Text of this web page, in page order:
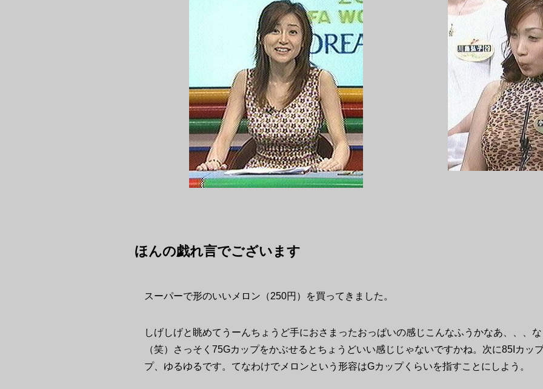
ほんの戯れ言でございます
スーパーで形のいいメロン（250円）を買ってきました。
しげしげと眺めてうーんちょうど手におさまったおっぱいの感じこんなふうかなあ、、、
（笑）さっそく75Gカップをかぶせるとちょうどいい感じじゃないですかね。次に85Iカッ
プ、ゆるゆるです。てなわけでメロンという形容はGカップくらいを指すことにしよう。